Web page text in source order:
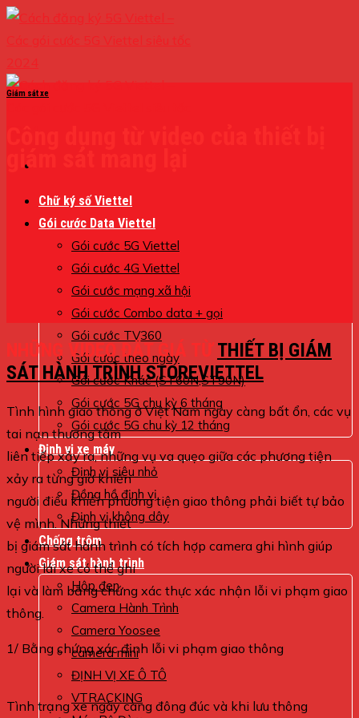
Skip
to
content
Chữ ký số Viettel
Gói cước Data Viettel
Gói cước 5G Viettel
Gói cước 4G Viettel
Gói cước mạng xã hội
Gói cước Combo data + gọi
Gói cước TV360
Gói cước theo ngày
Gói cước Khác (ST60N,ST90N)
Gói cước 5G chu kỳ 6 tháng
Gói cước 5G chu kỳ 12 tháng
Định vị xe máy
Định vị siêu nhỏ
Đồng hồ định vị
Định vị không dây
Chống trộm
Giám sát hành trình
Hộp đen
Camera Hành Trình
Camera Yoosee
camera mini
ĐỊNH VỊ XE Ô TÔ
VTRACKING
Giám sát xe
giám sát mang lại
NHỮNG VIDEO ĐẮT GIÁ TỪTHIẾT BỊ GIÁM
SÁT HÀNH TRÌNH STOREVIETTEL
Tình hình giao thông ở Việt Nam ngày càng bất ổn, các vụ
tai nạn thương tâm
liên tiếp xảy ra, những vụ va quẹo giữa các phương tiện
xảy ra từng giờ khiến
người điểu khiển phương tiện giao thông phải biết tự bảo
vệ mình. Những thiết
bị giám sát hành trình có tích hợp camera ghi hình giúp
người lái xe có thể ghi
lại và làm bằng chứng xác thực xác nhận lỗi vi phạm giao
thông.
1/ Bằng chứng xác định lỗi vi phạm giao thông
Tình trạng xe ngày càng đông đúc và khi lưu thông